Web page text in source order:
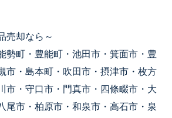
売却なら～
勢町・豊能町・池田市・箕面市・豊
市・島本町・吹田市・摂津市・枚方
市・守口市・門真市・四條畷市・大
尾市・柏原市・和泉市・高石市・泉